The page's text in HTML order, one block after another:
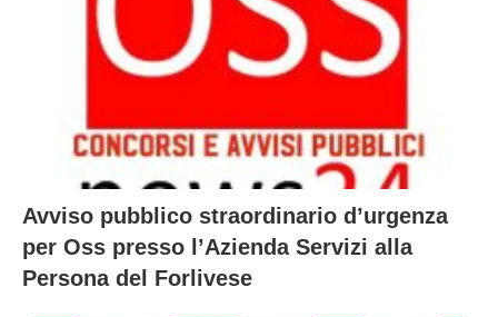
Avviso pubblico straordinario d’urgenza
per Oss presso l’Azienda Servizi alla
Persona del Forlivese